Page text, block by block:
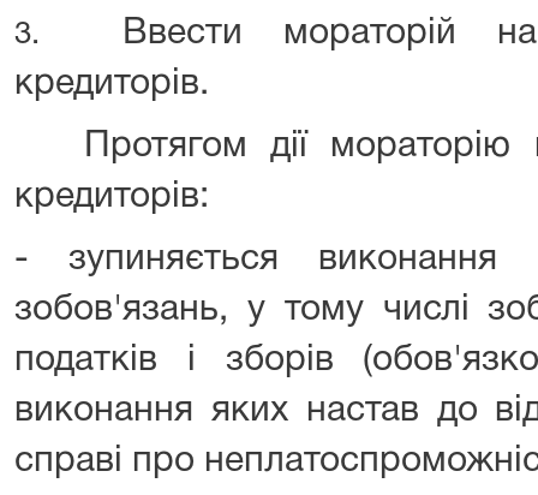
3.
Ввести мораторій на
кредиторів.
Протягом дії мораторію
кредиторів:
- зупиняється виконання
зобов'язань, у тому числі
податків і зборів
виконання яких настав до
справі про